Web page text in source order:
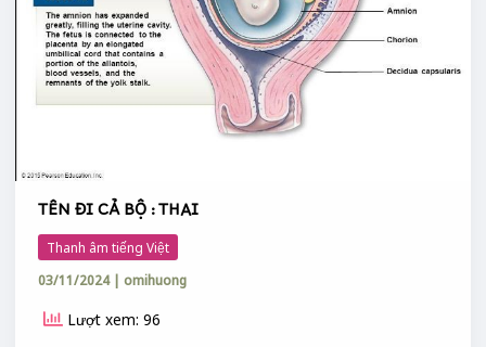
TÊN ĐI CẢ BỘ : THAI
Thanh âm tiếng Việt
03/11/2024 | omihuong
Lượt xem: 96